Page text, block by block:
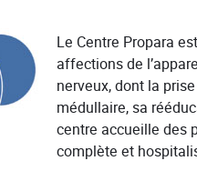
Le Centre Propara
affections de
nerveux, dont la
médullaire, sa
centre accueille des
complète et